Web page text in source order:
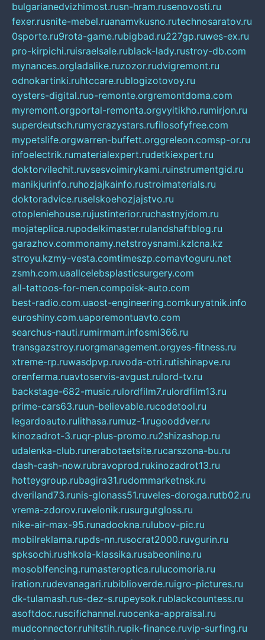
bulgarianedvizhimost.rusn-hram.rusenovosti.ru
fexer.rusnite-mebel.ruanamvkusno.rutechnosaratov.ru
0sporte.ru9rota-game.rubigbad.ru227gp.ruwes-ex.ru
pro-kirpichi.ruisraelsale.rublack-lady.rustroy-db.com
mynances.orgladalike.ruzozor.rudvigremont.ru
odnokartinki.ruhtccare.rublogizotovoy.ru
oysters-digital.ruo-remonte.orgremontdoma.com
myremont.orgportal-remonta.orgvyitikho.rumirjon.ru
superdeutsch.rumycrazystars.rufilosofyfree.com
mypetslife.orgwarren-buffett.orggreleon.comsp-or.ru
infoelectrik.rumaterialexpert.rudetkiexpert.ru
doktorvilechit.ruvsesvoimirykami.ruinstrumentgid.ru
manikjurinfo.ruhozjajkainfo.rustroimaterials.ru
doktoradvice.ruselskoehozjajstvo.ru
otopleniehouse.rujustinterior.ruchastnyjdom.ru
mojateplica.rupodelkimaster.rulandshaftblog.ru
garazhov.commonamy.netstroysnami.kzlcna.kz
stroyu.kzmy-vesta.comtimeszp.comavtoguru.net
zsmh.com.uaallcelebsplasticsurgery.com
all-tattoos-for-men.compoisk-auto.com
best-radio.com.uaost-engineering.comkuryatnik.info
euroshiny.com.uaporemontuavto.com
searchus-nauti.rumirmam.infosmi366.ru
transgazstroy.ruorgmanagement.orgyes-fitness.ru
xtreme-rp.ruwasdpvp.ruvoda-otri.rutishinapve.ru
orenferma.ruavtoservis-avgust.rulord-tv.ru
backstage-682-music.rulordfilm7.rulordfilm13.ru
prime-cars63.ruun-believable.rucodetool.ru
legardoauto.rulithasa.rumuz-1.rugooddver.ru
kinozadrot-3.ruqr-plus-promo.ru2shizashop.ru
udalenka-club.runerabotaetsite.rucarszona-bu.ru
dash-cash-now.rubravoprod.rukinozadrot13.ru
hotteygroup.rubagira31.rudommarketnsk.ru
dveriland73.runis-glonass51.ruveles-doroga.rutb02.ru
vrema-zdorov.ruvelonik.rusurgutgloss.ru
nike-air-max-95.runadookna.rulubov-pic.ru
mobilreklama.rupds-nn.rusocrat2000.ruvgurin.ru
spksochi.rushkola-klassika.rusabeonline.ru
mosoblfencing.rumasteroptica.rulucomoria.ru
iration.rudevanagari.rubiblioverde.ruigro-pictures.ru
dk-tulamash.rus-dez-s.rupeysok.rublackcountess.ru
asoftdoc.ruscifichannel.ruocenka-appraisal.ru
mudconnector.ruhitstih.rupik-finance.ruvip-surfing.ru